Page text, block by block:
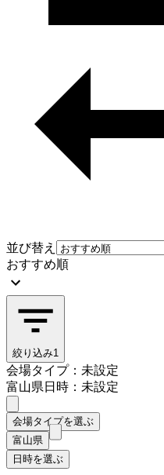
並び替え
おすすめ順
絞り込み1
会場タイプ：未設定
富山県日時：未設定
会場タイプを選ぶ
富山県
日時を選ぶ